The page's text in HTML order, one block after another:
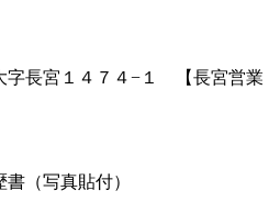
字長宮１４７４−１ 【長宮営業
（写真貼付）